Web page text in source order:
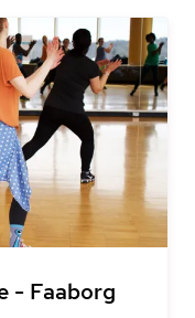
- Faaborg